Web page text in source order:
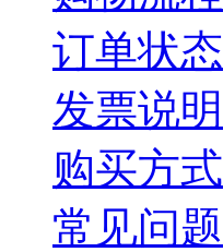
订单状态
发票说明
购买方式
常见问题